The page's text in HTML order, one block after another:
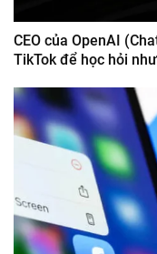
CEO của OpenAI
TikTok để học hỏi